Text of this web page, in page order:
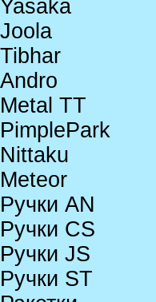
Yasaka
Joola
Tibhar
Andro
Metal TT
PimplePark
Nittaku
Meteor
Ручки AN
Ручки CS
Ручки JS
Ручки ST